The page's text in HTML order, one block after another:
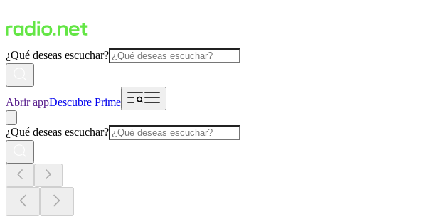
¿Qué deseas escuchar?
Abrir appDescubre Prime
¿Qué deseas escuchar?